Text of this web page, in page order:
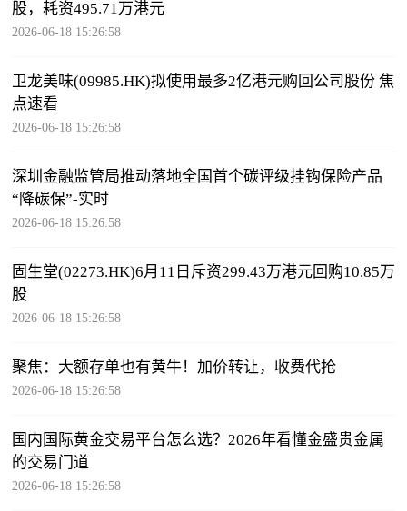
股，耗资495.71万港元
2026-06-18 15:26:58
卫龙美味(09985.HK)拟使用最多2亿港元购回公司股份 焦
点速看
2026-06-18 15:26:58
深圳金融监管局推动落地全国首个碳评级挂钩保险产品
“降碳保”-实时
2026-06-18 15:26:58
固生堂(02273.HK)6月11日斥资299.43万港元回购10.85万
股
2026-06-18 15:26:58
聚焦：大额存单也有黄牛！加价转让，收费代抢
2026-06-18 15:26:58
国内国际黄金交易平台怎么选？2026年看懂金盛贵金属
的交易门道
2026-06-18 15:26:58